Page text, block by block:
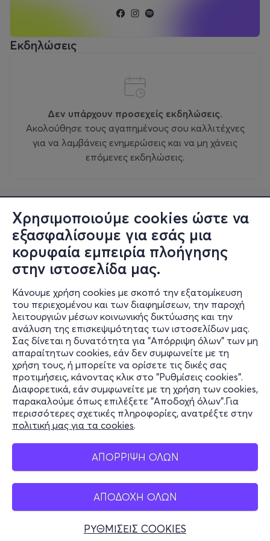
Χρησιμοποιούμε cookies ώστε να
εξασφαλίσουμε για εσάς μια
κορυφαία εμπειρία πλοήγησης
στην ιστοσελίδα μας.
Κάνουμε χρήση cookies με σκοπό την εξατομίκευση
του περιεχομένου και των διαφημίσεων, την παροχή
λειτουργιών μέσων κοινωνικής δικτύωσης και την
ανάλυση της επισκεψιμότητας των ιστοσελίδων μας.
Σας δίνεται η δυνατότητα για "Απόρριψη όλων" των μη
απαραίτητων cookies, εάν δεν συμφωνείτε με τη
χρήση τους, ή μπορείτε να ορίσετε τις δικές σας
προτιμήσεις, κάνοντας κλικ στο "Ρυθμίσεις cookies".
Διαφορετικά, εάν συμφωνείτε με τη χρήση των cookies,
παρακαλούμε όπως επιλέξετε "Αποδοχή όλων".Για
περισσότερες σχετικές πληροφορίες, ανατρέξτε στην
πολιτική μας για τα cookies.
ΑΠΟΡΡΙΨΗ ΟΛΩΝ
ΑΠΟΔΟΧΗ ΟΛΩΝ
ΡΥΘΜΙΣΕΙΣ COOKIES
Εκδηλώσεις
Δεν υπάρχουν προσεχείς εκδηλώσεις.
Ακολούθησε τους αγαπημένους σου καλλιτέχνες
για να λαμβάνεις ενημερώσεις και να μη χάνεις
επόμενες εκδηλώσεις.
Πληροφορίες
Υποστήριξη
Stay Connected
Mobile app